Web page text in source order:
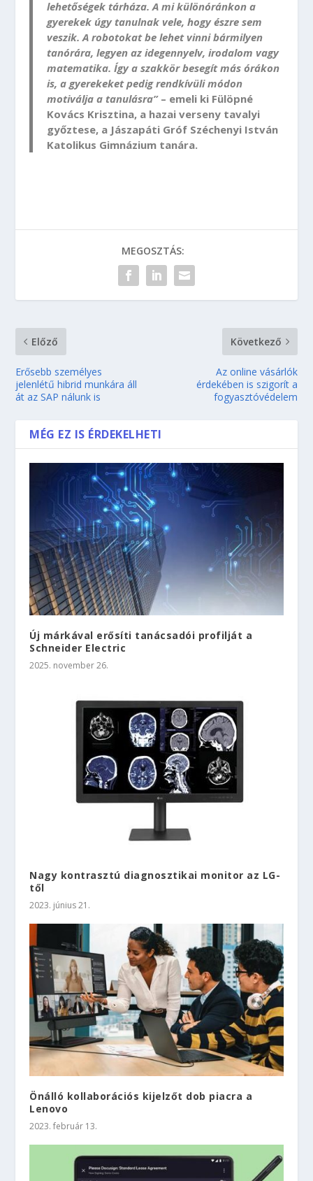
lehetőségek tárháza. A mi különóránkon a
gyerekek úgy tanulnak vele, hogy észre sem
veszik. A robotokat be lehet vinni bármilyen
tanórára, legyen az idegennyelv, irodalom vagy
matematika. Így a szakkör besegít más órákon
is, a gyerekeket pedig rendkívüli módon
motiválja a tanulásra”– emeli ki Fülöpné
Kovács Krisztina, a hazai verseny tavalyi
győztese, a Jászapáti Gróf Széchenyi István
Katolikus Gimnázium tanára.
MEGOSZTÁS:
Előző
Erősebb személyes
jelenlétű hibrid munkára áll
át az SAP nálunk is
Következő
Az online vásárlók
érdekében is szigorít a
fogyasztóvédelem
MÉG EZ IS ÉRDEKELHETI
Új márkával erősíti tanácsadói profilját a
Schneider Electric
2025. november 26.
Nagy kontrasztú diagnosztikai monitor az LG-
től
2023. június 21.
Önálló kollaborációs kijelzőt dob piacra a
Lenovo
2023. február 13.